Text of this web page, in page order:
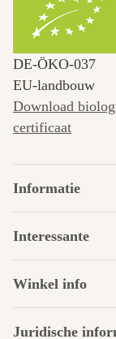
DE‑ÖKO‑037
EU-landbouw
Download
certificaat
Informatie
Interessante
Winkel info
Juridische